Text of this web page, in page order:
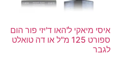
איסי מיאקי ל'האו ד'יזי פור הום
ספורט 125 מ"ל או דה טואלט
לגבר